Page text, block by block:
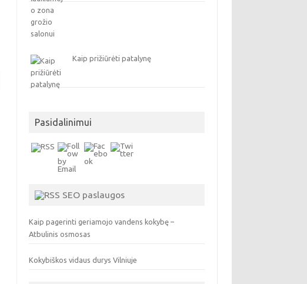
Kaip prižiūrėti patalynę
Pasidalinimui
SEO paslaugos
Kaip pagerinti geriamojo vandens kokybę –
Atbulinis osmosas
Kokybiškos vidaus durys Vilniuje